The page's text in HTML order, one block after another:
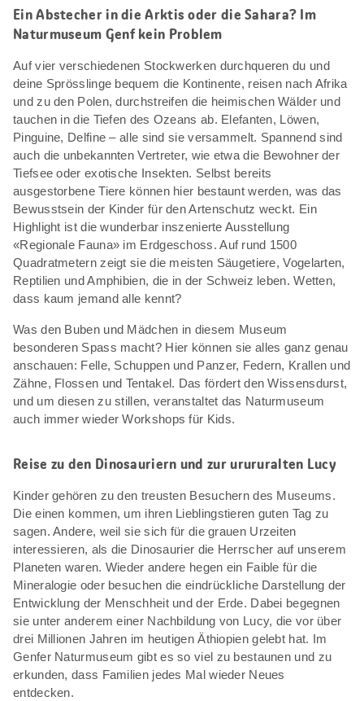
Ein Abstecher in die Arktis oder die Sahara? Im
Naturmuseum Genf kein Problem
Auf vier verschiedenen Stockwerken durchqueren du und
deine Sprösslinge bequem die Kontinente, reisen nach Afrika
und zu den Polen, durchstreifen die heimischen Wälder und
tauchen in die Tiefen des Ozeans ab. Elefanten, Löwen,
Pinguine, Delfine – alle sind sie versammelt. Spannend sind
auch die unbekannten Vertreter, wie etwa die Bewohner der
Tiefsee oder exotische Insekten. Selbst bereits
ausgestorbene Tiere können hier bestaunt werden, was das
Bewusstsein der Kinder für den Artenschutz weckt. Ein
Highlight ist die wunderbar inszenierte Ausstellung
«Regionale Fauna» im Erdgeschoss. Auf rund 1500
Quadratmetern zeigt sie die meisten Säugetiere, Vogelarten,
Reptilien und Amphibien, die in der Schweiz leben. Wetten,
dass kaum jemand alle kennt?
Was den Buben und Mädchen in diesem Museum
besonderen Spass macht? Hier können sie alles ganz genau
anschauen: Felle, Schuppen und Panzer, Federn, Krallen und
Zähne, Flossen und Tentakel. Das fördert den Wissensdurst,
und um diesen zu stillen, veranstaltet das Naturmuseum
auch immer wieder Workshops für Kids.
Reise zu den Dinosauriern und zur urururalten Lucy
Kinder gehören zu den treusten Besuchern des Museums.
Die einen kommen, um ihren Lieblingstieren guten Tag zu
sagen. Andere, weil sie sich für die grauen Urzeiten
interessieren, als die Dinosaurier die Herrscher auf unserem
Planeten waren. Wieder andere hegen ein Faible für die
Mineralogie oder besuchen die eindrückliche Darstellung der
Entwicklung der Menschheit und der Erde. Dabei begegnen
sie unter anderem einer Nachbildung von Lucy, die vor über
drei Millionen Jahren im heutigen Äthiopien gelebt hat. Im
Genfer Naturmuseum gibt es so viel zu bestaunen und zu
erkunden, dass Familien jedes Mal wieder Neues
entdecken.